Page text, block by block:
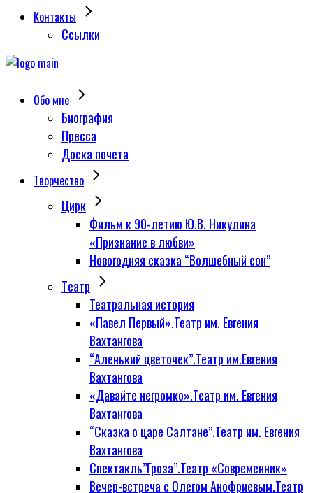
Контакты
Сcылки
Обо мне
Биография
Пресса
Доска почета
Творчество
Цирк
Фильм к 90-летию Ю.В. Никулина
«Признание в любви»
Новогодняя сказка “Волшебный сон”
Tеатр
Театральная история
«Павел Первый».Театр им. Евгения
Вахтангова
“Аленький цветочек”.Театр им.Евгения
Вахтангова
«Давайте негромко».Театр им. Евгения
Вахтангова
“Сказка о царе Салтане”.Театр им. Евгения
Вахтангова
Спектакль”Гроза”.Театр «Современник»
Вечер-встреча с Олегом Анофриевым.Театр